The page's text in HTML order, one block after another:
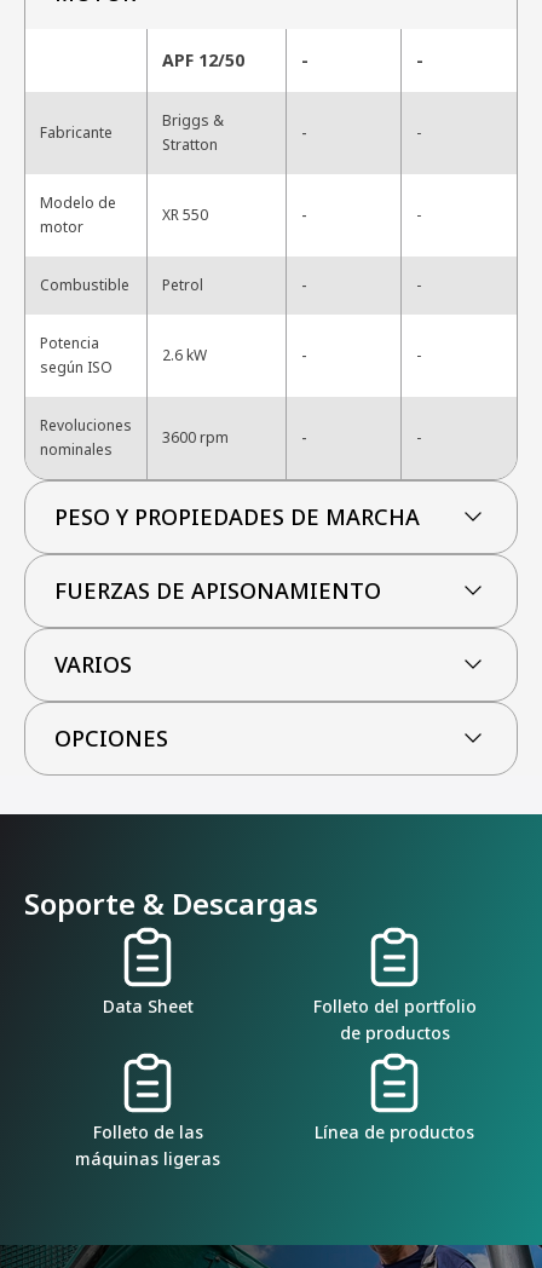
APF 12/50 - -
Fabricante
Briggs &
Stratton
- -
Modelo de
motor
XR 550 - -
Combustible Petrol - -
Potencia
según ISO
2.6 kW - -
Revoluciones
nominales
3600 rpm - -
PESO Y PROPIEDADES DE MARCHA
FUERZAS DE APISONAMIENTO
VARIOS
OPCIONES
Soporte & Descargas
Data Sheet
Folleto del portfolio
de productos
Folleto de las
máquinas ligeras
Línea de productos